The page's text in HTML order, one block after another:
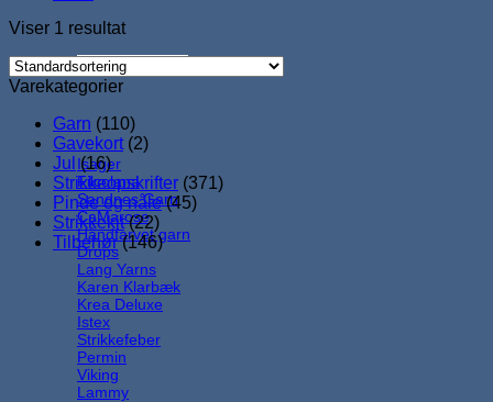
Garnmærker
Isager
Filcolana
Sandnes Garn
CaMarose
Håndfarvet garn
Drops
Lang Yarns
Karen Klarbæk
Krea Deluxe
Istex
Strikkefeber
Permin
Viking
Lammy
Viser 1 resultat
Varekategorier
Garn (110)
Gavekort (2)
Jul (16)
Strikkeopskrifter (371)
Pinde og nåle (45)
Strikkekit (22)
Tilbehør (146)